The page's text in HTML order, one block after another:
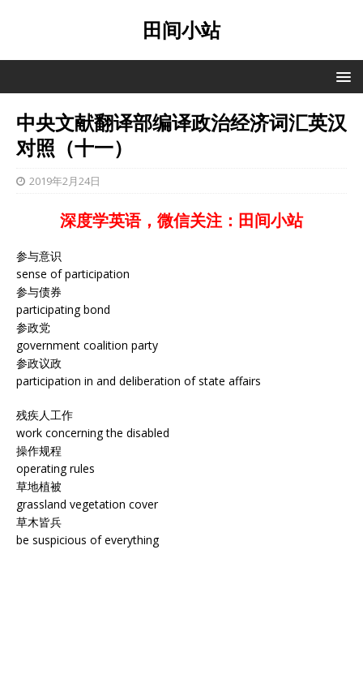
田间小站
中央文献翻译部编译政治经济词汇英汉
对照（十一）
2019年2月24日
深度学英语，微信关注：田间小站
参与意识
sense of participation
参与债券
participating bond
参政党
government coalition party
参政议政
participation in and deliberation of state affairs
残疾人工作
work concerning the disabled
操作规程
operating rules
草地植被
grassland vegetation cover
草木皆兵
be suspicious of everything